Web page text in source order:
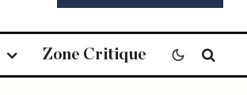
Zone Critique